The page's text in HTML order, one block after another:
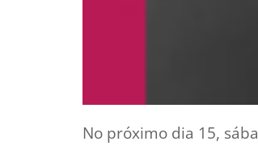
No próximo dia 15,